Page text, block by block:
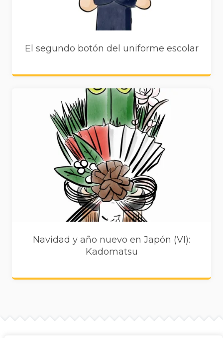
El segundo botón del uniforme escolar
Navidad y año nuevo en Japón (VI):
Kadomatsu